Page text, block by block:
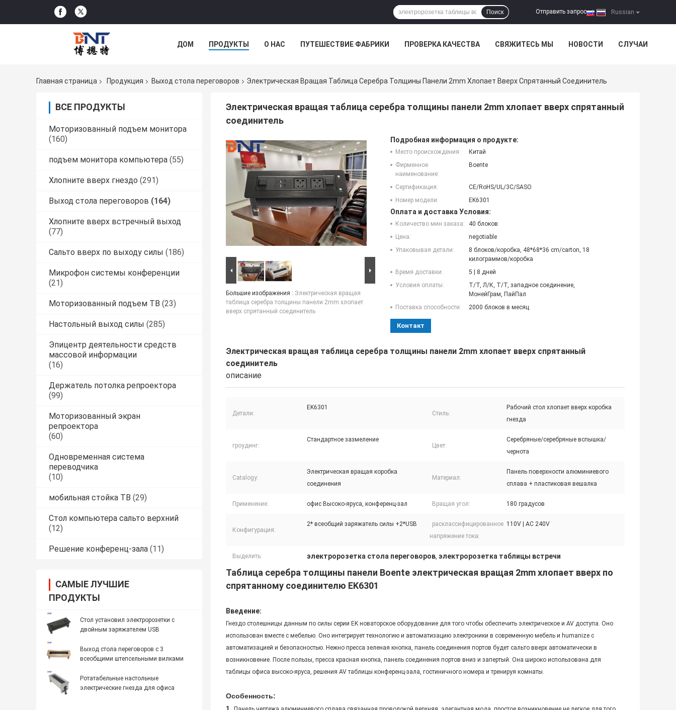
Russian
Отправить запрос |
Поиск
ДОМ ПРОДУКТЫ О НАС ПУТЕШЕСТВИЕ ФАБРИКИ ПРОВЕРКА КАЧЕСТВА СВЯЖИТЕСЬ МЫ НОВОСТИ СЛУЧАИ
Главная страница
Продукция Выход стола переговоров Электрическая Вращая Таблица Серебра Толщины Панели 2mm Хлопает Вверх Спрятанный Соединитель
ВСЕ ПРОДУКТЫ
Моторизованный подъем монитора
(160)
подъем монитора компьютера (55)
Хлопните вверх гнездо (291)
Выход стола переговоров (164)
Хлопните вверх встречный выход
(77)
Сальто вверх по выходу силы (186)
Микрофон системы конференции
(21)
Моторизованный подъем ТВ (23)
Настольный выход силы (285)
Эпицентр деятельности средств
массовой информации
(16)
Держатель потолка репроектора
(99)
Моторизованный экран
репроектора
(60)
Одновременная система
переводчика
(10)
мобильная стойка ТВ (29)
Стол компьютера сальто верхний
(12)
Решение конференц-зала (11)
САМЫЕ ЛУЧШИЕ
ПРОДУКТЫ
Стол установил электророзетки с
двойным заряжателем USB
Выход стола переговоров с 3
всеобщими штепсельными вилками
Ротатабельные настольные
электрические гнезда для офиса
Электрическая вращая таблица серебра толщины панели 2mm хлопает вверх спрятанный
соединитель
Большие изображения : Электрическая вращая
таблица серебра толщины панели 2mm хлопает
вверх спрятанный соединитель
Подробная информация о продукте:
Место происхождения:
Китай
Фирменное
наименование:
Boente
Сертификация:
CE/RoHS/UL/3C/SASO
Номер модели:
EK6301
Оплата и доставка Условия:
Количество мин заказа:
40 блоков
Цена:
negotiable
Упаковывая детали:
8 блоков/коробка, 48*68*36 cm/carton, 18
килограммов/коробка
Время доставки:
5 | 8 дней
Условия оплаты:
Т/Т, Л/К, Т/Т, западное соединение,
МонейГрам, ПайПал
Поставка способности:
2000 блоков в месяц
Контакт
Электрическая вращая таблица серебра толщины панели 2mm хлопает вверх спрятанный
соединитель
описание
Детали:
EK6301
Стиль:
Рабочий стол хлопает вверх коробка
гнезда
гроудинг:
Стандартное зазмеление
Цвет:
Серебряные/серебряные вспышка/
чернота
Catalogy:
Электрическая вращая коробка
соединения
Материал:
Панель поверхности алюминиевого
сплава + пластиковая вешалка
Применение: офис Высоко-яруса, конференц-зал Вращая угол: 180 градусов
Конфигурация:
2* всеобщий заряжатель силы +2*USB
расклассифицированное
напряжение тока:
110V | AC 240V
Выделить: электророзетка стола переговоров, электророзетка таблицы встречи
Таблица серебра толщины панели Boente электрическая вращая 2mm хлопает вверх по
спрятанному соединителю EK6301
Введение:
Гнездо столешницы данным по силы серии EK новаторское оборудование для того чтобы обеспечить электрическое и AV доступа. Оно
использован вместе с мебелью. Оно интегрирует технологию и автоматизацию электроники в современную мебель и humanize с
автоматизацией и безопасностью. Нежно пресса зеленая кнопка, панель соединения портов будет сальто вверх автоматически в
возникновение. После пользы, пресса красная кнопка, панель соединения портов вниз и запертый. Она широко использована для
таблицы офиса высоко-яруса, решения AV таблицы конференц-зала, гостиничного номера и тренируя комнаты.
Особенность: